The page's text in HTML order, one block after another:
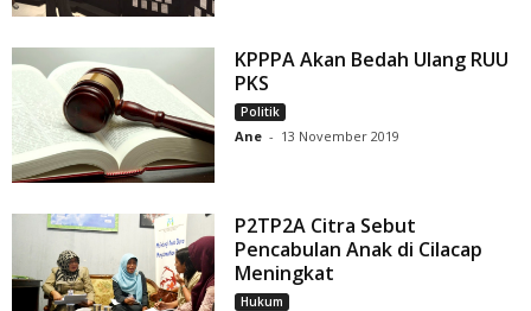
KPPPA Akan Bedah Ulang RUU
PKS
Politik
Ane - 13 November 2019
P2TP2A Citra Sebut
Pencabulan Anak di Cilacap
Meningkat
Hukum